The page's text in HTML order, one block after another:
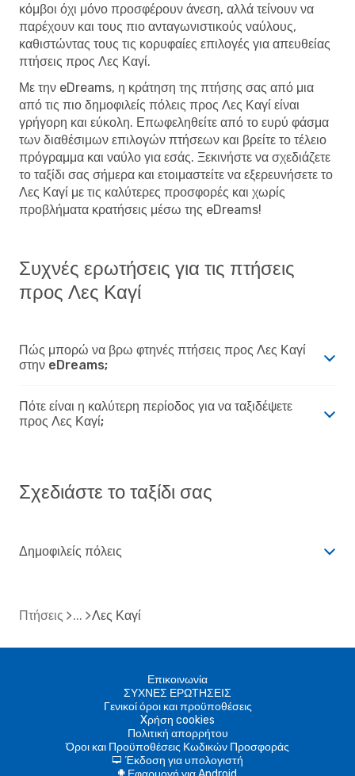
κόμβοι όχι μόνο προσφέρουν άνεση, αλλά τείνουν να
παρέχουν και τους πιο ανταγωνιστικούς ναύλους,
καθιστώντας τους τις κορυφαίες επιλογές για απευθείας
πτήσεις προς Λες Καγί.
Με την eDreams, η κράτηση της πτήσης σας από μια
από τις πιο δημοφιλείς πόλεις προς Λες Καγί είναι
γρήγορη και εύκολη. Επωφεληθείτε από το ευρύ φάσμα
των διαθέσιμων επιλογών πτήσεων και βρείτε το τέλειο
πρόγραμμα και ναύλο για εσάς. Ξεκινήστε να σχεδιάζετε
το ταξίδι σας σήμερα και ετοιμαστείτε να εξερευνήσετε το
Λες Καγί με τις καλύτερες προσφορές και χωρίς
προβλήματα κρατήσεις μέσω της eDreams!
Συχνές ερωτήσεις για τις πτήσεις
προς Λες Καγί
Πώς μπορώ να βρω φτηνές πτήσεις προς Λες Καγί
στην eDreams;
Πότε είναι η καλύτερη περίοδος για να ταξιδέψετε
προς Λες Καγί;
Σχεδιάστε το ταξίδι σας
Δημοφιλείς πόλεις
Πτήσεις Λες Καγί
Επικοινωνία
ΣΥΧΝΕΣ ΕΡΩΤΗΣΕΙΣ
Γενικοί όροι και προϋποθέσεις
Xρήση cookies
Πολιτική απορρήτου
Όροι και Προϋποθέσεις Κωδικών Προσφοράς
d Έκδοση για υπολογιστή